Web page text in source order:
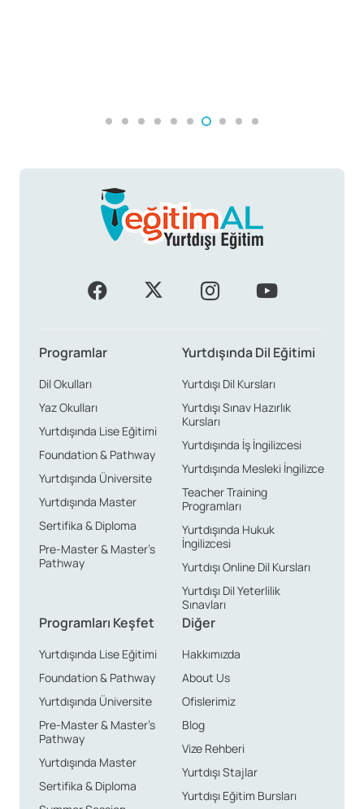
Programlar
Dil Okulları
Yaz Okulları
Yurtdışında Lise Eğitimi
Foundation & Pathway
Yurtdışında Üniversite
Yurtdışında Master
Sertifika & Diploma
Pre-Master & Master’s
Pathway
Yurtdışında Dil Eğitimi
Yurtdışı Dil Kursları
Yurtdışı Sınav Hazırlık
Kursları
Yurtdışında İş İngilizcesi
Yurtdışında Mesleki İngilizce
Teacher Training
Programları
Yurtdışında Hukuk
İngilizcesi
Yurtdışı Online Dil Kursları
Yurtdışı Dil Yeterlilik
Sınavları
Programları Keşfet
Yurtdışında Lise Eğitimi
Foundation & Pathway
Yurtdışında Üniversite
Pre-Master & Master’s
Pathway
Yurtdışında Master
Sertifika & Diploma
Diğer
Hakkımızda
About Us
Ofislerimiz
Blog
Vize Rehberi
Yurtdışı Stajlar
Yurtdışı Eğitim Bursları